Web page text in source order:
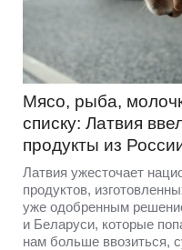
Мясо, рыба,
списку: Латвия
продукты из
Латвия ужесточает
продуктов,
уже одобренным
и Беларуси, которые
нам больше ввозиться,